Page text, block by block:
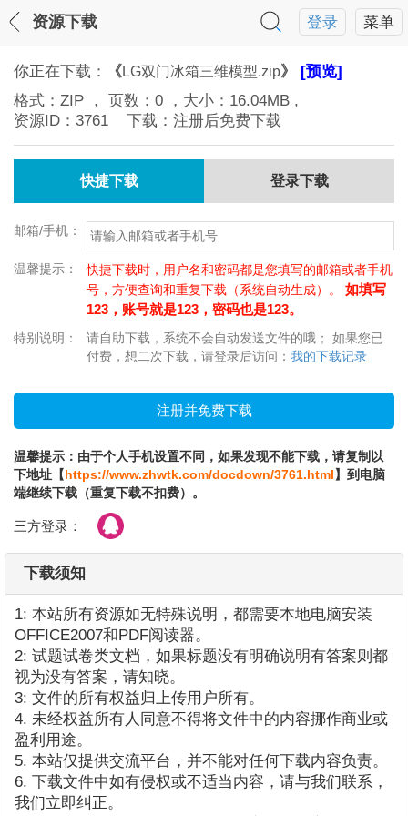
菜单
登录
资源下载
你正在下载： 《LG双门冰箱三维模型.zip》 [预览]
格式： ZIP ， 页数： 0 ，大小： 16.04MB ,
资源ID： 3761 下载：注册后免费下载
快捷下载 登录下载
邮箱/手机：
温馨提示：
快捷下载时，用户名和密码都是您填写的邮箱或者手机
号，方便查询和重复下载（系统自动生成）。 如填写
123，账号就是123，密码也是123。
特别说明：
请自助下载，系统不会自动发送文件的哦； 如果您已
付费，想二次下载，请登录后访问： 我的下载记录
温馨提示：由于个人手机设置不同，如果发现不能下载，请复制以
下地址【https://www.zhwtk.com/docdown/3761.html】到电脑
端继续下载（重复下载不扣费）。
三方登录：
下载须知
1: 本站所有资源如无特殊说明，都需要本地电脑安装
OFFICE2007和PDF阅读器。
2: 试题试卷类文档，如果标题没有明确说明有答案则都
视为没有答案，请知晓。
3: 文件的所有权益归上传用户所有。
4. 未经权益所有人同意不得将文件中的内容挪作商业或
盈利用途。
5. 本站仅提供交流平台，并不能对任何下载内容负责。
6. 下载文件中如有侵权或不适当内容，请与我们联系，
我们立即纠正。